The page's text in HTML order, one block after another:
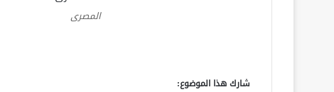
المصرى
شارك هذا الموضوع: